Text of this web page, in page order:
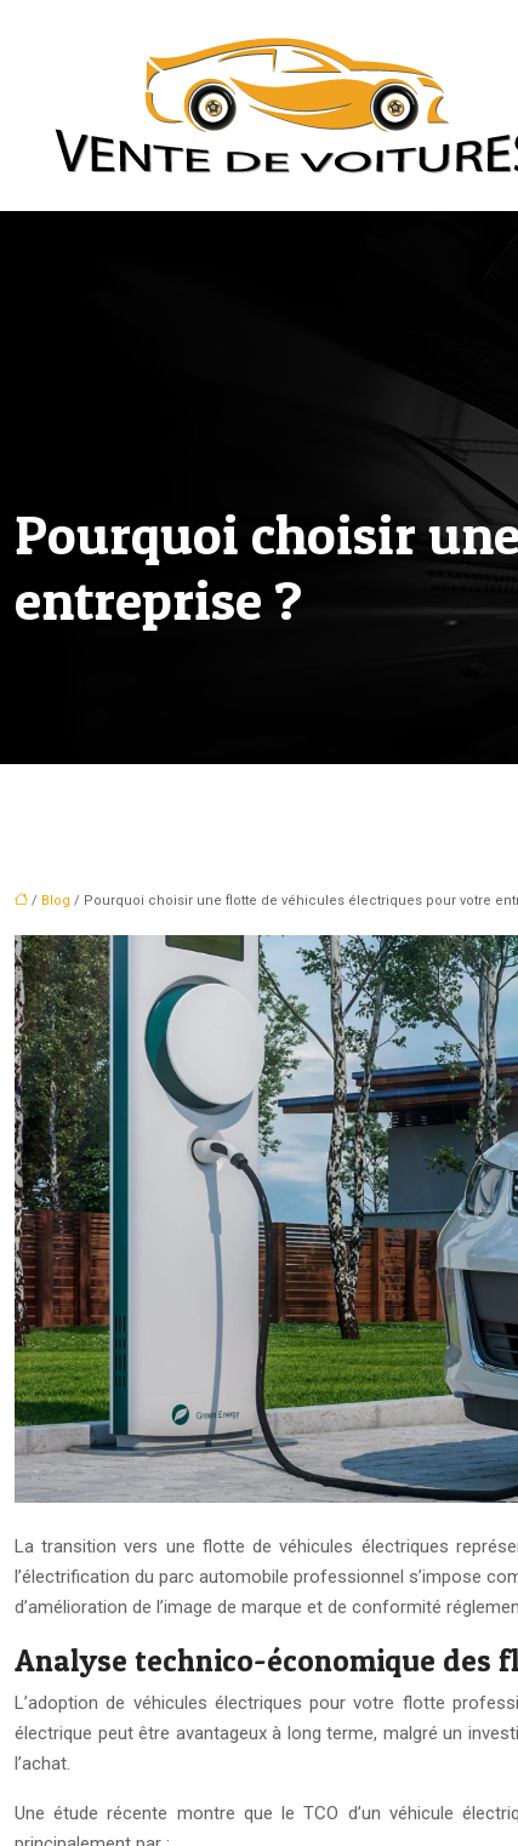
Pourquoi choisir
entreprise ?
/ Blog / Pourquoi choisir une flotte de véhicules électriques pour votre
La transition vers une flotte de véhicules électriques
l’électrification du parc automobile professionnel s’impose
d’amélioration de l’image de marque et de conformité
Analyse technico-économique des
L’adoption de véhicules électriques pour votre flotte
électrique peut être avantageux à long terme, malgré un
l’achat.
Une étude récente montre que le TCO d’un véhicule